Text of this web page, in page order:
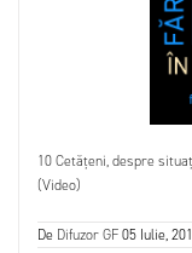
10 Cetățeni, despre
(Video)
De Difuzor GF05 Iulie,